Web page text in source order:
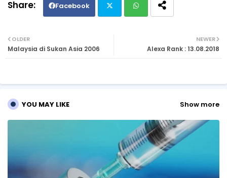
Facebook
NEWER
Alexa Rank : 13.08.2018
OLDER
Malaysia di Sukan Asia 2006
YOU MAY LIKE Show more